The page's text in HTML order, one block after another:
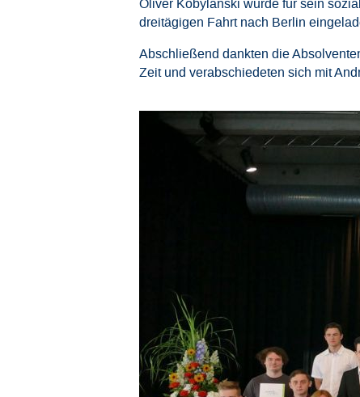
Oliver Kobylanski wurde für sein
dreitägigen Fahrt nach Berlin
Abschließend dankten die
Zeit und verabschiedeten sich mit